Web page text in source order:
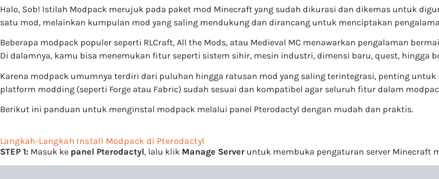
Halo, Sob! Istilah Modpack merujuk pada paket mod Minecraft yang sudah dikurasi dan dikemas untuk
satu mod, melainkan kumpulan mod yang saling mendukung dan dirancang untuk menciptakan
Beberapa modpack populer seperti RLCraft, All the Mods, atau Medieval MC menawarkan pengalaman
Di dalamnya, kamu bisa menemukan fitur seperti sistem sihir, mesin industri, dimensi baru, quest, hingga
Karena modpack umumnya terdiri dari puluhan hingga ratusan mod yang saling terintegrasi, penting
platform modding (seperti Forge atau Fabric) sudah sesuai dan kompatibel agar seluruh fitur dalam
Berikut ini panduan untuk menginstal modpack melalui panel Pterodactyl dengan mudah dan praktis.
Langkah-Langkah Install Modpack di Pterodactyl
STEP 1: Masuk ke panel Pterodactyl, lalu klik Manage Server untuk membuka pengaturan server Minecraft